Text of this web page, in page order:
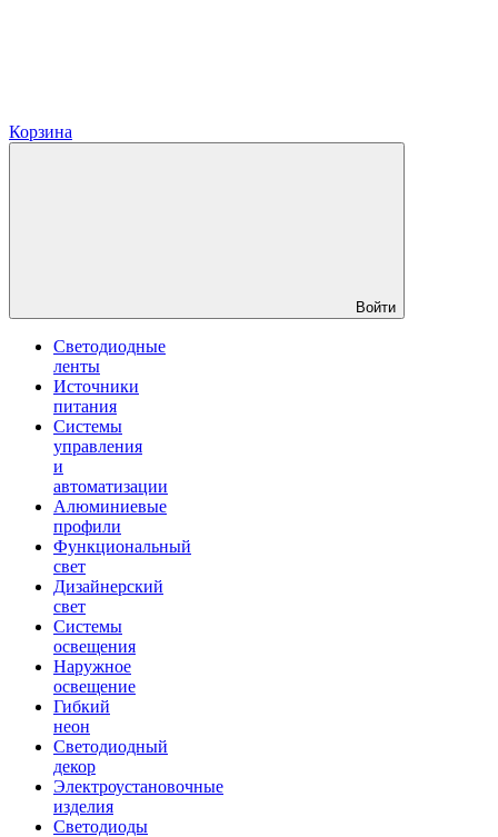
Корзина
Войти
Светодиодные
ленты
Источники
питания
Системы
управления
и
автоматизации
Алюминиевые
профили
Функциональный
свет
Дизайнерский
свет
Системы
освещения
Наружное
освещение
Гибкий
неон
Светодиодный
декор
Электроустановочные
изделия
Светодиоды